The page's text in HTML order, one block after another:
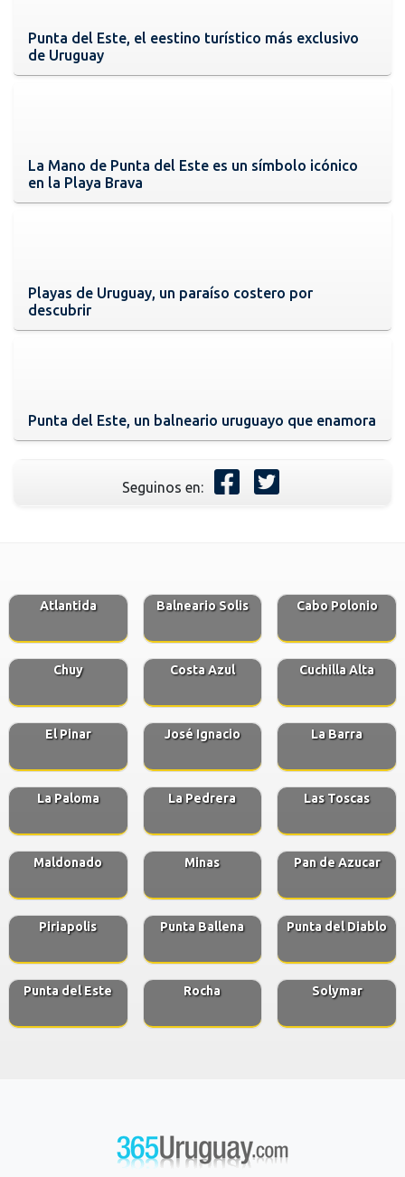
Punta del Este, el eestino turístico más exclusivo
de Uruguay
La Mano de Punta del Este es un símbolo icónico
en la Playa Brava
Playas de Uruguay, un paraíso costero por
descubrir
Punta del Este, un balneario uruguayo que enamora
Seguinos en:
Atlantida Balneario Solis Cabo Polonio
Chuy Costa Azul Cuchilla Alta
El Pinar José Ignacio La Barra
La Paloma La Pedrera Las Toscas
Maldonado Minas Pan de Azucar
Piriapolis Punta Ballena Punta del Diablo
Punta del Este Rocha Solymar